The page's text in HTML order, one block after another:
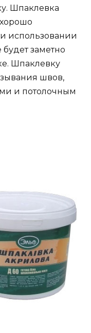
Шпаклевка
использовании
будет заметно
Шпаклевку
швов,
и потолочным